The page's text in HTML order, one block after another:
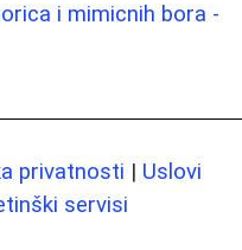
i mimicnih bora -
privatnosti | Uslovi
servisi